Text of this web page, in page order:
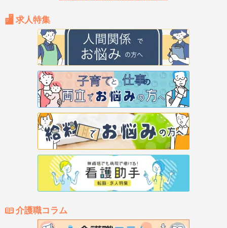
求人特集
介護職コラム